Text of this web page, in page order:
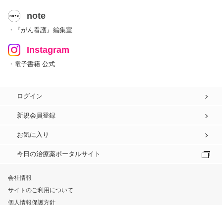
note
・『がん看護』編集室
Instagram
・電子書籍 公式
ログイン
新規会員登録
お気に入り
今日の治療薬ポータルサイト
会社情報
サイトのご利用について
個人情報保護方針